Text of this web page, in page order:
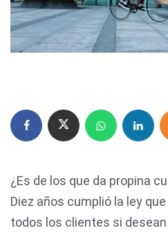
¿Es de los que da propina
Diez años cumplió la ley
todos los clientes si